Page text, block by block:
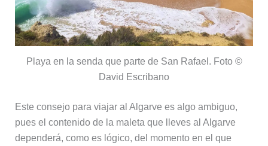
Playa en la senda que parte de San Rafael. Foto ©
David Escribano
Este consejo para viajar al Algarve es algo ambiguo,
pues el contenido de la maleta que lleves al Algarve
dependerá, como es lógico, del momento en el que